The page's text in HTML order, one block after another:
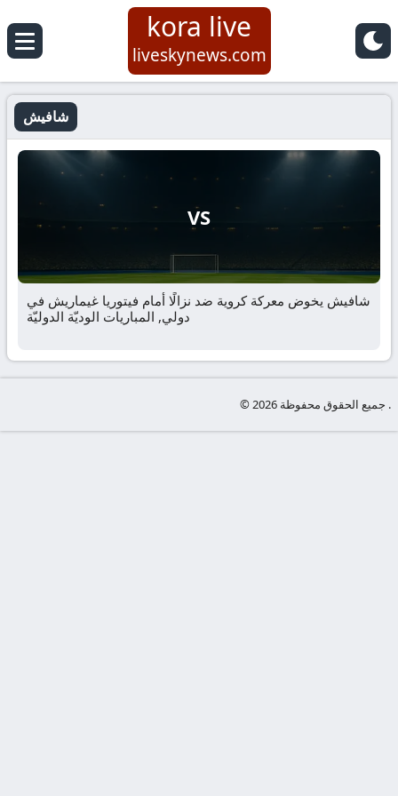
kora live
liveskynews.com
شافيش
VS
شافيش يخوض معركة كروية ضد نزالًا أمام فيتوريا غيماريش في
دولي, المباريات الوديّة الدوليّة
© جميع الحقوق محفوظة 2026 .